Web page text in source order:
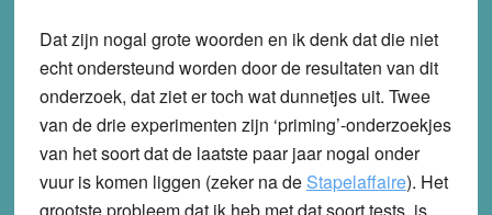
Dat zijn nogal grote woorden en ik denk dat die niet
echt ondersteund worden door de resultaten van dit
onderzoek, dat ziet er toch wat dunnetjes uit. Twee
van de drie experimenten zijn ‘priming’-onderzoekjes
van het soort dat de laatste paar jaar nogal onder
vuur is komen liggen (zeker na de Stapelaffaire). Het
grootste probleem dat ik heb met dat soort tests, is